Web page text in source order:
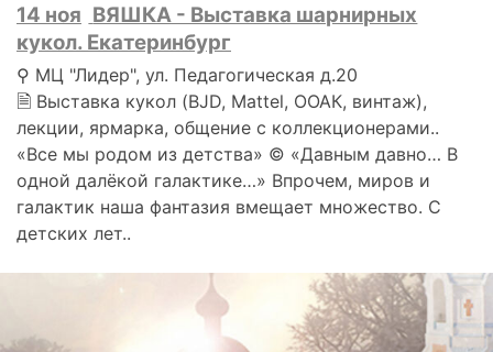
14 ноя ВЯШКА - Выставка шарнирных
кукол. Екатеринбург
⚲ МЦ "Лидер", ул. Педагогическая д.20
🗎 Выставка кукол (BJD, Mattel, ООАК, винтаж),
лекции, ярмарка, общение с коллекционерами..
«Все мы родом из детства» © «Давным давно… В
одной далёкой галактике…» Впрочем, миров и
галактик наша фантазия вмещает множество. С
детских лет..